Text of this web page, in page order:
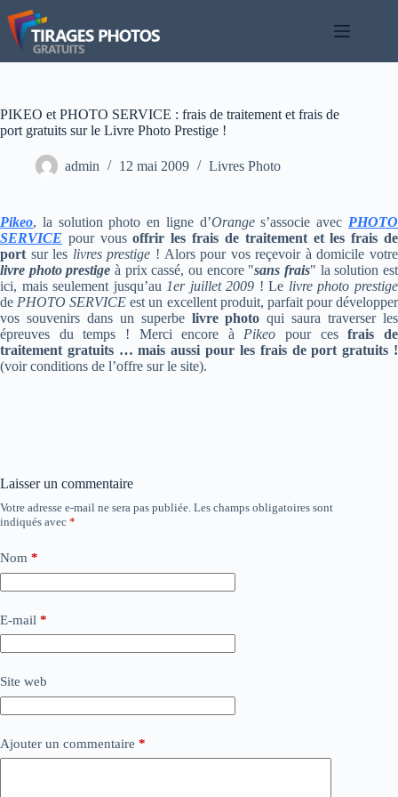
Passer
au
contenu
PIKEO et PHOTO SERVICE : frais de traitement et frais de
port gratuits sur le Livre Photo Prestige !
admin 12 mai 2009 Livres Photo
Pikeo, la solution photo en ligne d’Oranges’associe avec PHOTO
SERVICE pour vousoffrir les frais de traitement et les frais de
port sur les livres prestige ! Alors pour vos reçevoir à domicile votre
livre photo prestige à prix cassé, ou encore "sans frais" la solution est
ici, mais seulement jusqu’au 1er juillet 2009 ! Le livre photo prestige
de PHOTO SERVICE est un excellent produit, parfait pour développer
vos souvenirs dans un superbe livre photo qui saura traverser les
épreuves du temps ! Merci encore à Pikeo pour cesfrais de
traitement gratuits … mais aussi pour les frais de port gratuits !
(voir conditions de l’offre sur le site).
Laisser un commentaire
Votre adresse e-mail ne sera pas publiée. Les champs obligatoires sont
indiqués avec *
Nom *
E-mail *
Site web
Ajouter un commentaire *